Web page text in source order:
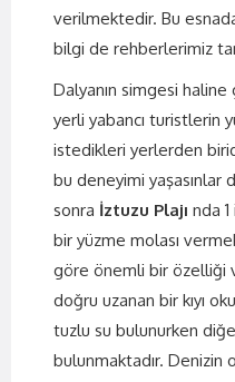
verilmektedir. Bu
bilgi de rehberlerimiz
Dalyanın simgesi
yerli yabancı turistlerin
istedikleri yerlerden
bu deneyimi yaşasınlar
sonra İztuzu Plajı nda
bir yüzme molası
göre önemli bir özelliği
doğru uzanan bir kıyı
tuzlu su bulunurken
bulunmaktadır. Denizin